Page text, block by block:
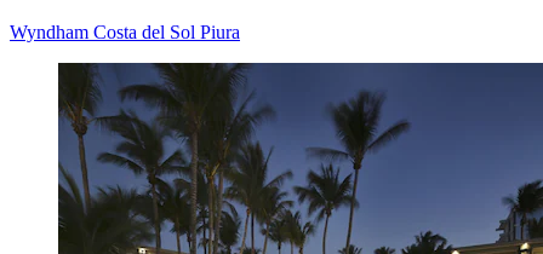
Wyndham Costa del Sol Piura